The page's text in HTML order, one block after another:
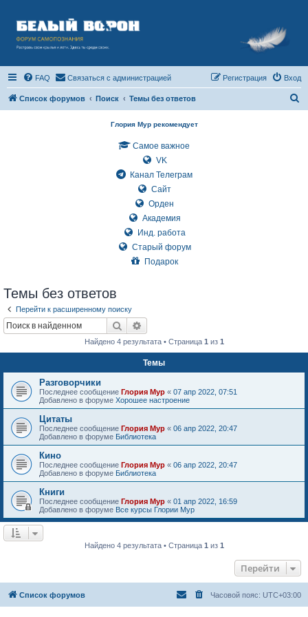
FAQ Связаться с администрацией Вход
Регистрация
Список форумов Поиск Темы без ответов
Глория Мур рекомендует
Самое важное
VK
Канал Телеграм
Сайт
Орден
Академия
Инд. работа
Старый форум
Подарок
Темы без ответов
Перейти к расширенному поиску
Поиск
Найдено 4 результата • Страница 1 из 1
Темы
Разговорчики
Последнее сообщение Глория Мур « 07 апр 2022, 07:51
Добавлено в форуме Хорошее настроение
Цитаты
Последнее сообщение Глория Мур « 06 апр 2022, 20:47
Добавлено в форуме Библиотека
Кино
Последнее сообщение Глория Мур « 06 апр 2022, 20:47
Добавлено в форуме Библиотека
Книги
Последнее сообщение Глория Мур « 01 апр 2022, 16:59
Добавлено в форуме Все курсы Глории Мур
Найдено 4 результата • Страница 1 из 1
Перейти
Список форумов Часовой пояс: UTC+03:00